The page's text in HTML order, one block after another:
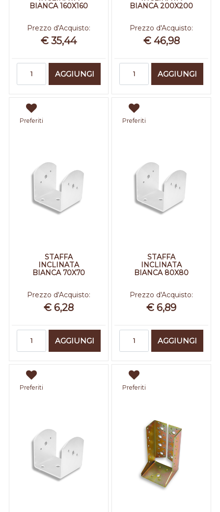
BIANCA 160X160
Prezzo d'Acquisto:
€ 35,44
AGGIUNGI
BIANCA 200X200
Prezzo d'Acquisto:
€ 46,98
AGGIUNGI
Preferiti
STAFFA
INCLINATA
BIANCA 70X70
Prezzo d'Acquisto:
€ 6,28
AGGIUNGI
Preferiti
STAFFA
INCLINATA
BIANCA 80X80
Prezzo d'Acquisto:
€ 6,89
AGGIUNGI
Preferiti Preferiti